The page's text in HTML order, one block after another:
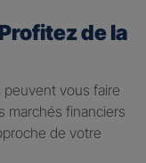
de la
vous faire
marchés financiers
de votre